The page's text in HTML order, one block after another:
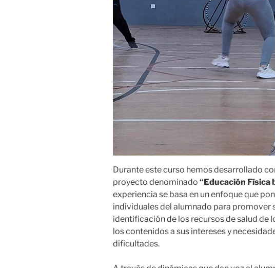
Durante este curso hemos desarrollado
proyecto denominado “Educación Física
experiencia se basa en un enfoque que
individuales del alumnado para promover
identificación de los recursos de salud de
los contenidos a sus intereses y
dificultades.